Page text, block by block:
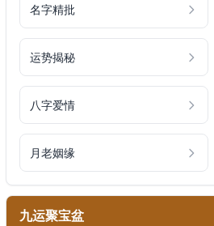
名字精批
运势揭秘
八字爱情
月老姻缘
九运聚宝盆